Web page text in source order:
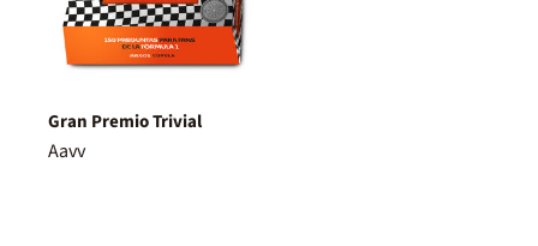
Gran Premio Trivial
Aavv